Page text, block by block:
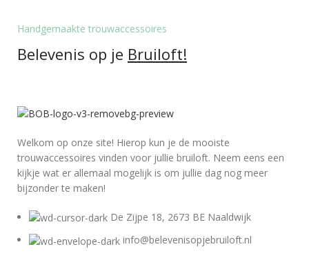
Handgemaakte trouwaccessoires
Belevenis op je Bruiloft!
Welkom op onze site! Hierop kun je de mooiste
trouwaccessoires vinden voor jullie bruiloft. Neem eens een
kijkje wat er allemaal mogelijk is om jullie dag nog meer
bijzonder te maken!
De Zijpe 18, 2673 BE Naaldwijk
info@belevenisopjebruiloft.nl